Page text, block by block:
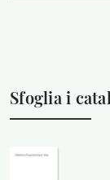
Sfoglia i